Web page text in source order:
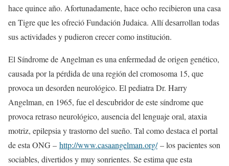
hace quince año. Afortunadamente, hace ocho recibieron una casa
en Tigre que les ofreció Fundación Judaica. Allí desarrollan todas
sus actividades y pudieron crecer como institución.
El Síndrome de Angelman es una enfermedad de origen genético,
causada por la pérdida de una región del cromosoma 15, que
provoca un desorden neurológico. El pediatra Dr. Harry
Angelman, en 1965, fue el descubridor de este síndrome que
provoca retraso neurológico, ausencia del lenguaje oral, ataxia
motriz, epilepsia y trastorno del sueño. Tal como destaca el portal
de esta ONG – http://www.casaangelman.org/– los pacientes son
sociables, divertidos y muy sonrientes. Se estima que esta